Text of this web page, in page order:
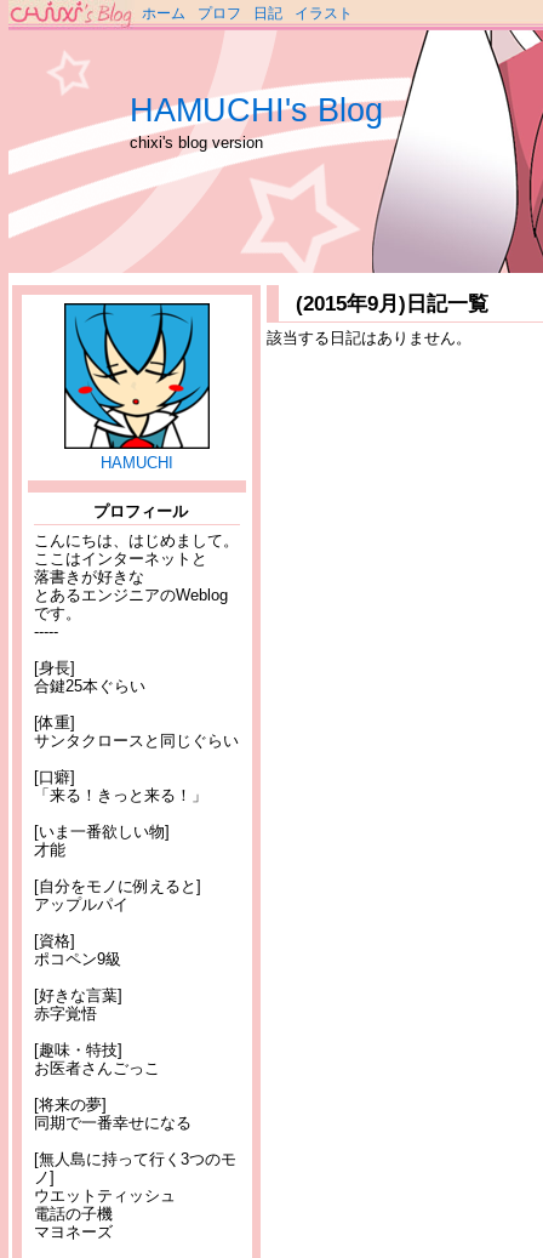
ホーム プロフ 日記 イラスト
HAMUCHI's Blog
chixi's blog version
HAMUCHI
プロフィール
こんにちは、はじめまして。
ここはインターネットと
落書きが好きな
とあるエンジニアのWeblog
です。
-----
[身長]
合鍵25本ぐらい
[体重]
サンタクロースと同じぐらい
[口癖]
「来る！きっと来る！」
[いま一番欲しい物]
才能
[自分をモノに例えると]
アップルパイ
[資格]
ポコペン9級
[好きな言葉]
赤字覚悟
[趣味・特技]
お医者さんごっこ
[将来の夢]
同期で一番幸せになる
[無人島に持って行く3つのモ
ノ]
ウエットティッシュ
電話の子機
マヨネーズ
(2015年9月)日記一覧
該当する日記はありません。